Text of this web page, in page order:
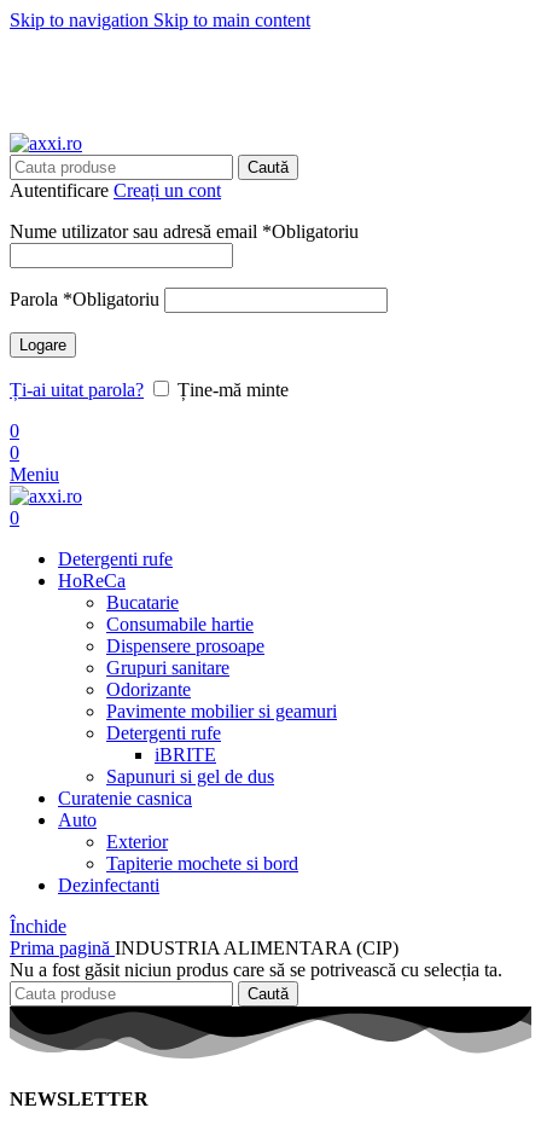
Skip to navigation Skip to main content
Caută
Autentificare Creați un cont
Nume utilizator sau adresă email *Obligatoriu
Parola *Obligatoriu
Logare
Ți-ai uitat parola?
Ține-mă minte
0
0
Meniu
0
Detergenti rufe
HoReCa
Bucatarie
Consumabile hartie
Dispensere prosoape
Grupuri sanitare
Odorizante
Pavimente mobilier si geamuri
Detergenti rufe
iBRITE
Sapunuri si gel de dus
Curatenie casnica
Auto
Exterior
Tapiterie mochete si bord
Dezinfectanti
Închide
Prima pagină INDUSTRIA ALIMENTARA (CIP)
Nu a fost găsit niciun produs care să se potrivească cu selecția ta.
Caută
NEWSLETTER